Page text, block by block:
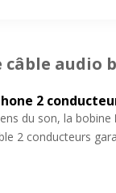
câble audio
2
du son, la bobine
2 conducteurs